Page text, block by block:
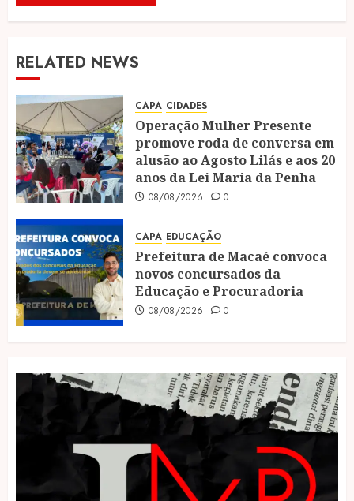
RELATED NEWS
CAPA CIDADES
Operação Mulher Presente
promove roda de conversa em
alusão ao Agosto Lilás e aos 20
anos da Lei Maria da Penha
08/08/2026 0
CAPA EDUCAÇÃO
Prefeitura de Macaé convoca
novos concursados da
Educação e Procuradoria
08/08/2026 0